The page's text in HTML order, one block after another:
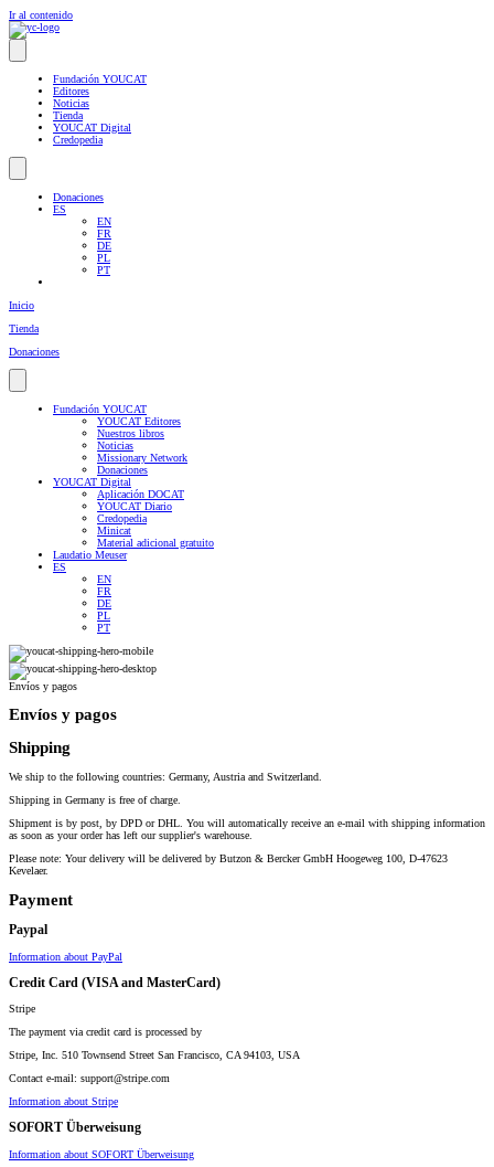
Ir al contenido
Fundación YOUCAT
Editores
Noticias
Tienda
YOUCAT Digital
Credopedia
Donaciones
ES
EN
FR
DE
PL
PT
Inicio
Tienda
Donaciones
Fundación YOUCAT
YOUCAT Editores
Nuestros libros
Noticias
Missionary Network
Donaciones
YOUCAT Digital
Aplicación DOCAT
YOUCAT Diario
Credopedia
Minicat
Material adicional gratuito
Laudatio Meuser
ES
EN
FR
DE
PL
PT
Envíos y pagos
Envíos y pagos
Shipping
We ship to the following countries: Germany, Austria and Switzerland.
Shipping in Germany is free of charge.
Shipment is by post, by DPD or DHL. You will automatically receive an e-mail with shipping information
as soon as your order has left our supplier's warehouse.
Please note: Your delivery will be delivered by Butzon & Bercker GmbH Hoogeweg 100, D-47623
Kevelaer.
Payment
Paypal
Information about PayPal
Credit Card (VISA and MasterCard)
Stripe
The payment via credit card is processed by
Stripe, Inc. 510 Townsend Street San Francisco, CA 94103, USA
Contact e-mail: support@stripe.com
Information about Stripe
SOFORT Überweisung
Information about SOFORT Überweisung